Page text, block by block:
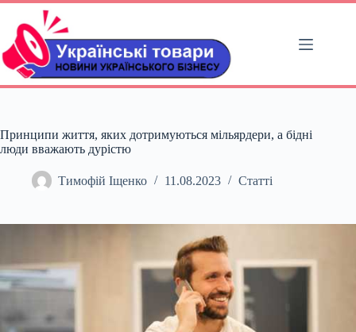
Перейти
вмісту
Принципи життя, яких дотримуються мільярдери, а бідні
люди вважають дурістю
Тимофій Іщенко 11.08.2023 Статті